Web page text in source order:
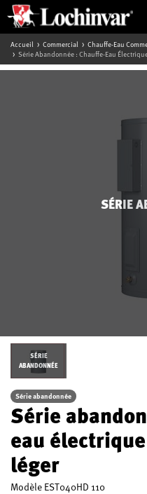
Accueil Commercial
Chauffe-Eau
Série Abandonnée : Chauffe-Eau
SÉRIE
SÉRIE
ABANDONNÉE
Série abandonnée
Série
eau
léger
Modèle EST040HD 110